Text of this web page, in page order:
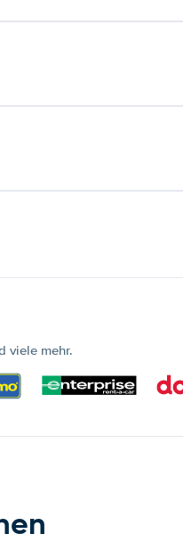
viele mehr.